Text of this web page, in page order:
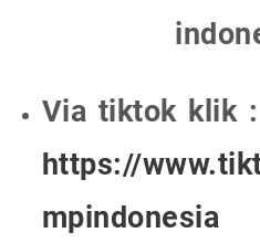
Via tiktok klik :
https://
mpindonesia